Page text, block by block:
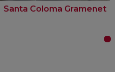
Santa Coloma Gramenet